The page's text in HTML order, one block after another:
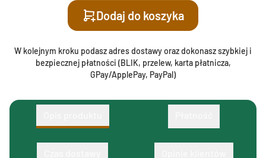
Dodaj do koszyka
W kolejnym kroku podasz adres dostawy oraz dokonasz szybkiej i
bezpiecznej płatności (BLIK, przelew, karta płatnicza,
GPay/ApplePay, PayPal)